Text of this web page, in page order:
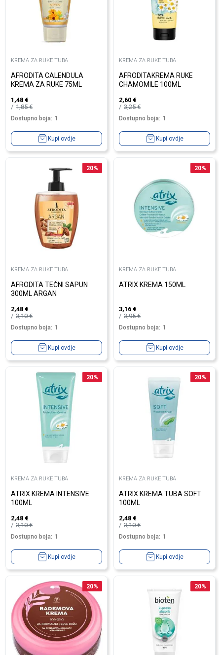
KREMA ZA RUKE TUBA
AFRODITA CALENDULA
KREMA ZA RUKE 75ML
1,48 €
1,85€
Dostupno boja: 1
Kupi ovdje
KREMA ZA RUKE TUBA
AFRODITAKREMA RUKE
CHAMOMILE 100ML
2,60 €
3,25€
Dostupno boja: 1
Kupi ovdje
20%
KREMA ZA RUKE TUBA
AFRODITA TEČNI SAPUN
300ML ARGAN
2,48 €
3,10€
Dostupno boja: 1
Kupi ovdje
20%
KREMA ZA RUKE TUBA
ATRIX KREMA 150ML
3,16 €
3,95€
Dostupno boja: 1
Kupi ovdje
20%
KREMA ZA RUKE TUBA
ATRIX KREMA INTENSIVE
100ML
2,48 €
3,10€
Dostupno boja: 1
Kupi ovdje
20%
KREMA ZA RUKE TUBA
ATRIX KREMA TUBA SOFT
100ML
2,48 €
3,10€
Dostupno boja: 1
Kupi ovdje
20% 20%